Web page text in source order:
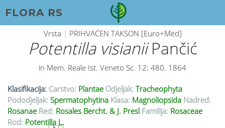
FLORA RS
Vrsta | PRIHVAĆEN TAKSON [Euro+Med]
Potentilla visianiiPančić
in Mem. Reale Ist. Veneto Sc. 12: 480. 1864
Klasifikacija: Carstvo: Plantae Odjeljak: Tracheophyta
Pododjeljak: Spermatophytina Klasa: Magnoliopsida Nadred:
Rosanae Red: Rosales Bercht. & J. Presl Familija: Rosaceae
Rod: Potentilla L.